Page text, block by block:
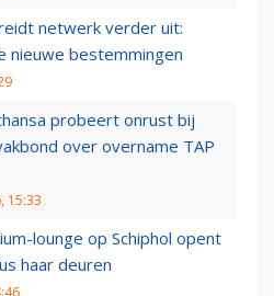
netwerk verder uit:
nieuwe bestemmingen
probeert onrust bij
over overname TAP
15:33
lounge op Schiphol opent
haar deuren